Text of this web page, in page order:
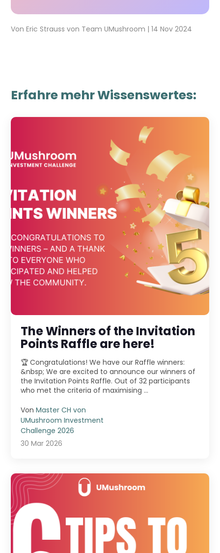
VonEric Straussvon Team UMushroom |14 Nov 2024
Erfahre mehr Wissenswertes:
The Winners of the Invitation
Points Raffle are here!
🏆 Congratulations! We have our Raffle winners:
&nbsp; We are excited to announce our winners of
the Invitation Points Raffle. Out of 32 participants
who met the criteria of maximising ...
VonMaster CH von
UMushroom Investment
Challenge 2026
30 Mar 2026